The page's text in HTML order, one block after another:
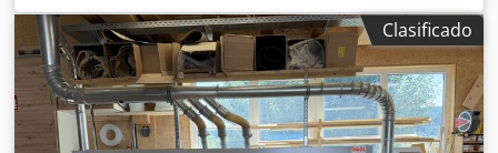
multifuncional: sí Dcjdsq A I Aajpfx Akpsk Velocidad máx.
Velocidad de desplazamiento: 11 m/min
Clasificado